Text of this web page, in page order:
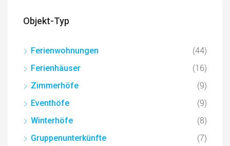
Objekt-Typ
Ferienwohnungen (44)
Ferienhäuser (16)
Zimmerhöfe (9)
Eventhöfe (9)
Winterhöfe (8)
Gruppenunterkünfte (7)